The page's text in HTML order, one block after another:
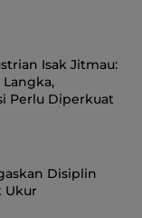
Isak Jitmau:
Perlu Diperkuat
Disiplin
Ukur